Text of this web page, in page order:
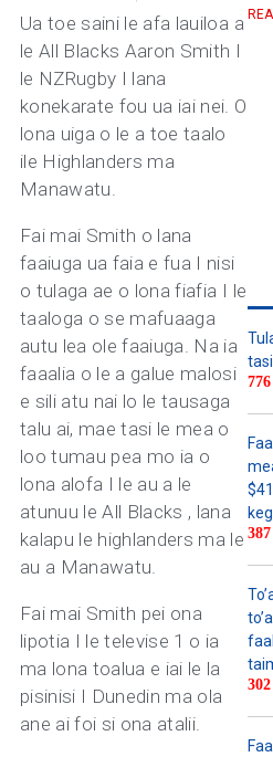
Ua toe saini le afa lauiloa a
le All Blacks Aaron Smith I
le NZRugby I lana
konekarate fou ua iai nei. O
lona uiga o le a toe taalo
ile Highlanders ma
Manawatu.
Fai mai Smith o lana
faaiuga ua faia e fua I nisi
o tulaga ae o lona fiafia I le
taaloga o se mafuaaga
autu lea ole faaiuga. Na ia
faaalia o le a galue malosi
e sili atu nai lo le tausaga
talu ai, mae tasi le mea o
loo tumau pea mo ia o
lona alofa I le au a le
atunuu le All Blacks , lana
kalapu le highlanders ma le
au a Manawatu.
Fai mai Smith pei ona
lipotia I le televise 1 o ia
ma lona toalua e iai le la
pisinisi I Dunedin ma ola
ane ai foi si ona atalii.